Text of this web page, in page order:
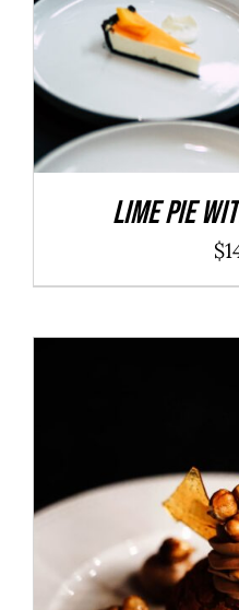
Lime Pie
$
ADD TO